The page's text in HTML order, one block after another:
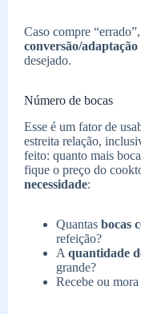
Caso compre “errado”,
conversão/
desejado.
Número de bocas
Esse é um fator de
estreita relação,
feito: quanto mais
fique o preço do
necessidade:
Quantas bocas
refeição?
A quantidade
grande?
Recebe ou